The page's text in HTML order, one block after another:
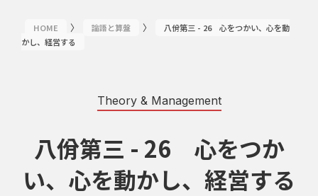
HOME 〉 論語と算盤 〉
八佾第三 - 26 心をつかい、心を動
かし、経営する
Theory & Management
八佾第三 - 26 心をつか
い、心を動かし、経営する